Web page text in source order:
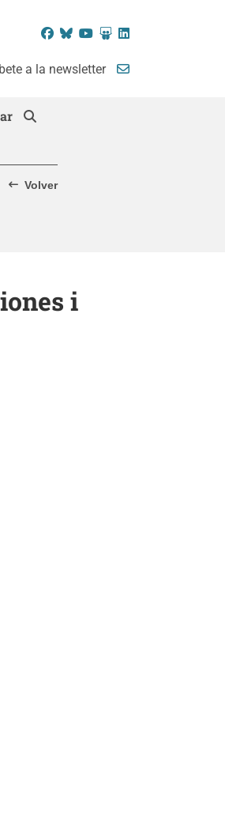
Facebook
BlueskyYouTube
SlideShare
LinkedIn
a la newsletter
Volver
i